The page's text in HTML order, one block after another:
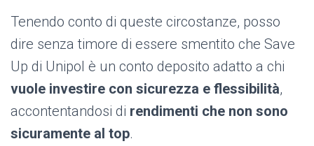
Tenendo conto di queste circostanze, posso
dire senza timore di essere smentito che Save
Up di Unipol è un conto deposito adatto a chi
vuole investire con sicurezza e flessibilità,
accontentandosi di rendimenti che non sono
sicuramente al top.